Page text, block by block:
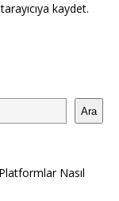
kaydet.
Ara
Nasıl